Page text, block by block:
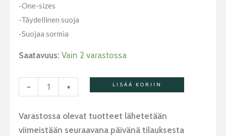
-One-sizes
-Täydellinen suoja
-Suojaa sormia
Saatavuus: Vain 2 varastossa
- + LISÄÄ KORIIN
Varastossa olevat tuotteet lähetetään
viimeistään seuraavana päivänä tilauksesta